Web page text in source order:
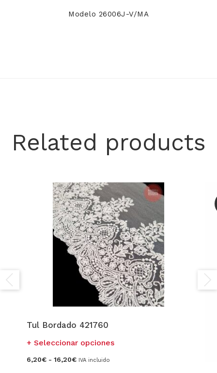
Modelo 26006J-V/MA
Related products
Tul Bordado 421760
Seleccionar opcionesEste
6,20€ - 16,20€Rango
IVA incluido